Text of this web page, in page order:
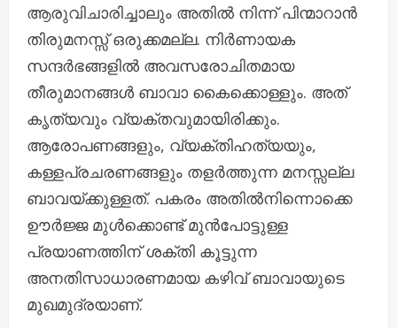
ആരുവിചാരിച്ചാലും അതിൽ നിന്ന് പിന്മാറാൻ
തിരുമനസ്സ് ഒരുക്കമല്ല. നിർണായക
സന്ദർഭങ്ങളിൽ അവസരോചിതമായ
തീരുമാനങ്ങൾ ബാവാ കൈക്കൊള്ളും. അത്
കൃത്യവും വ്യക്തവുമായിരിക്കും.
ആരോപണങ്ങളും, വ്യക്തിഹത്യയും,
കള്ളപ്രചരണങ്ങളും തളർത്തുന്ന മനസ്സല്ല
ബാവയ്ക്കുള്ളത്. പകരം അതിൽനിന്നൊക്കെ
ഊർജ്ജ മുൾക്കൊണ്ട് മുൻപോട്ടുള്ള
പ്രയാണത്തിന് ശക്തി കൂട്ടുന്ന
അനതിസാധാരണമായ കഴിവ് ബാവായുടെ
മുഖമുദ്രയാണ്.